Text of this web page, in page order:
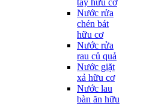
tay hữu cơ
Nước rửa
chén bát
hữu cơ
Nước rửa
rau củ quả
Nước giặt
xả hữu cơ
Nước lau
bàn ăn hữu